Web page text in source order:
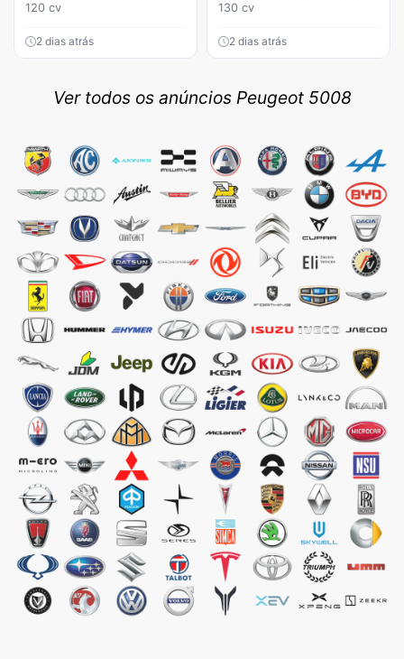
120 cv
2 dias atrás
130 cv
2 dias atrás
Ver todos os anúncios Peugeot 5008